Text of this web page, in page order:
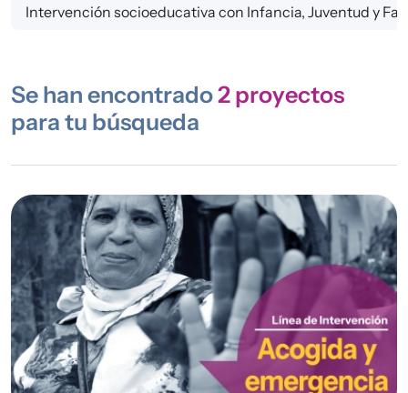
Intervención socioeducativa con Infancia, Juventud y
Se han encontrado2 proyectos
para tu búsqueda